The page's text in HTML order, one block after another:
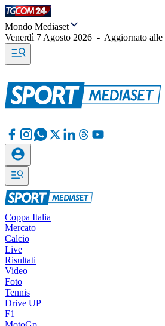
Mondo Mediaset
Venerdì 7 Agosto 2026 - Aggiornato alle
Coppa Italia
Mercato
Calcio
Live
Risultati
Video
Foto
Tennis
Drive UP
F1